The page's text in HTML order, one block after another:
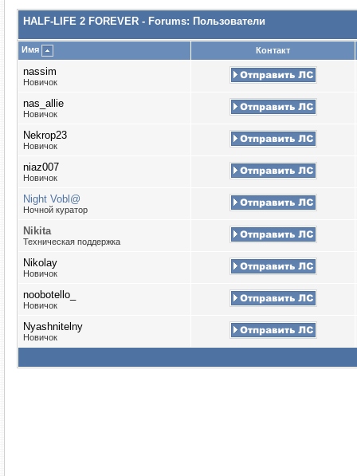
HALF-LIFE 2 FOREVER - Forums: Пользователи
Имя Контакт
nassim
Новичок
nas_allie
Новичок
Nekrop23
Новичок
niaz007
Новичок
Night Vobl@
Ночной куратор
Nikita
Техническая поддержка
Nikolay
Новичок
noobotello_
Новичок
Nyashnitelny
Новичок